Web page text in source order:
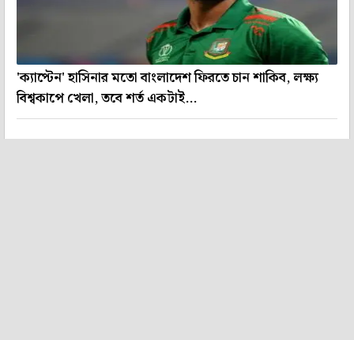
'ক্যাপ্টেন' হাসিনার মতো বাংলাদেশ ফিরতে চান শাকিব, লক্ষ্য
বিশ্বকাপে খেলা, তবে শর্ত একটাই...